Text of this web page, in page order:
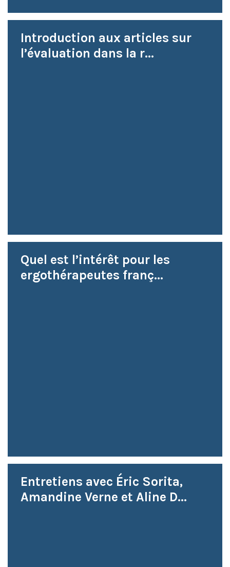
Introduction aux articles sur
l’évaluation dans la r...
Quel est l’intérêt pour les
ergothérapeutes franç...
Entretiens avec Éric Sorita,
Amandine Verne et Aline D...